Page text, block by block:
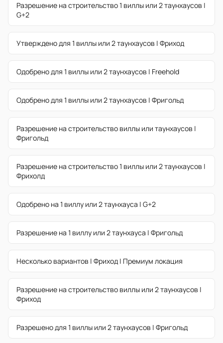
Разрешение на строительство 1 виллы или 2 таунхаусов |
G+2
Утверждено для 1 виллы или 2 таунхаусов | Фриход
Одобрено для 1 виллы или 2 таунхаусов | Freehold
Одобрено для 1 виллы или 2 таунхаусов | Фригольд
Разрешение на строительство виллы или таунхаусов |
Фригольд
Разрешение на строительство 1 виллы или 2 таунхаусов |
Фрихолд
Одобрено на 1 виллу или 2 таунхауса | G+2
Разрешение на 1 виллу или 2 таунхауса | Фригольд
Несколько вариантов | Фриход | Премиум локация
Разрешение на строительство виллы или 2 таунхаусов |
Фриход
Разрешено для 1 виллы или 2 таунхаусов | Фригольд